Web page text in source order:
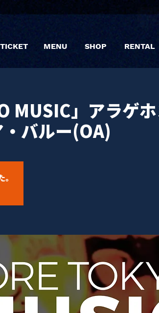
TICKET MENU SHOP RENTAL
MUSIC」アラゲ
バルー(OA)